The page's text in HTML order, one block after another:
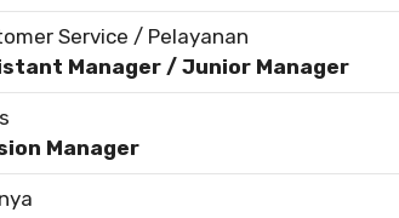
Service / Pelayanan
Manager / Junior Manager
Manager